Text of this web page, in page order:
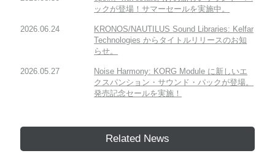
ックが登場！サマーセールを実施中。
2026.06.24
KRONOS/NAUTILUS Sound Libraries: Kelfar
Technologies からタイトルリリースのお知
らせ。
2026.05.27
Noise Harmony: KORG Module に新しいエ
クスパンション・サウンド・パックが登場。
発売記念セールを実施！
Related News